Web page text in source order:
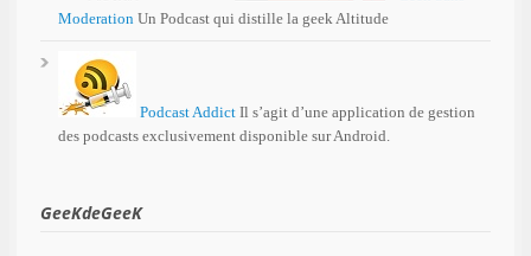
Moderation Un Podcast qui distille la geek Altitude
Podcast Addict Il s’agit d’une application de gestion
des podcasts exclusivement disponible sur Android.
GeeKdeGeeK